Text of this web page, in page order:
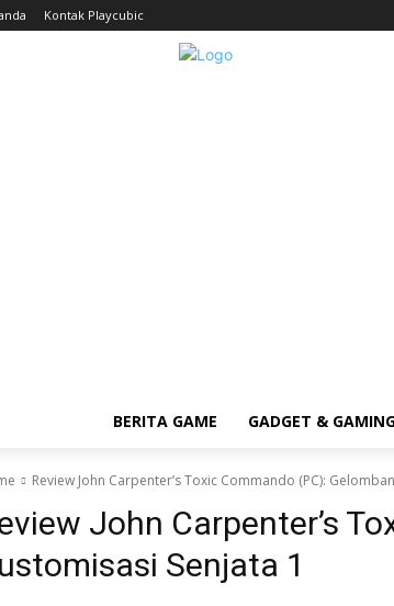
Kontak Playcubic
BERITA GAME GADGET &
Review John Carpenter’s Toxic Commando (PC):
John Carpenter’s
Senjata 1